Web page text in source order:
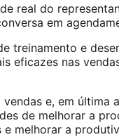
real do
em
treinamento e
eficazes nas
e, em última
de melhorar a
melhorar a